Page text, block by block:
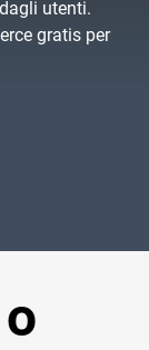
utenti.
gratis per